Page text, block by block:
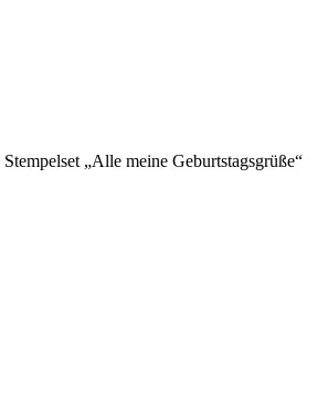
„Alle meine Geburtstagsgrüße“